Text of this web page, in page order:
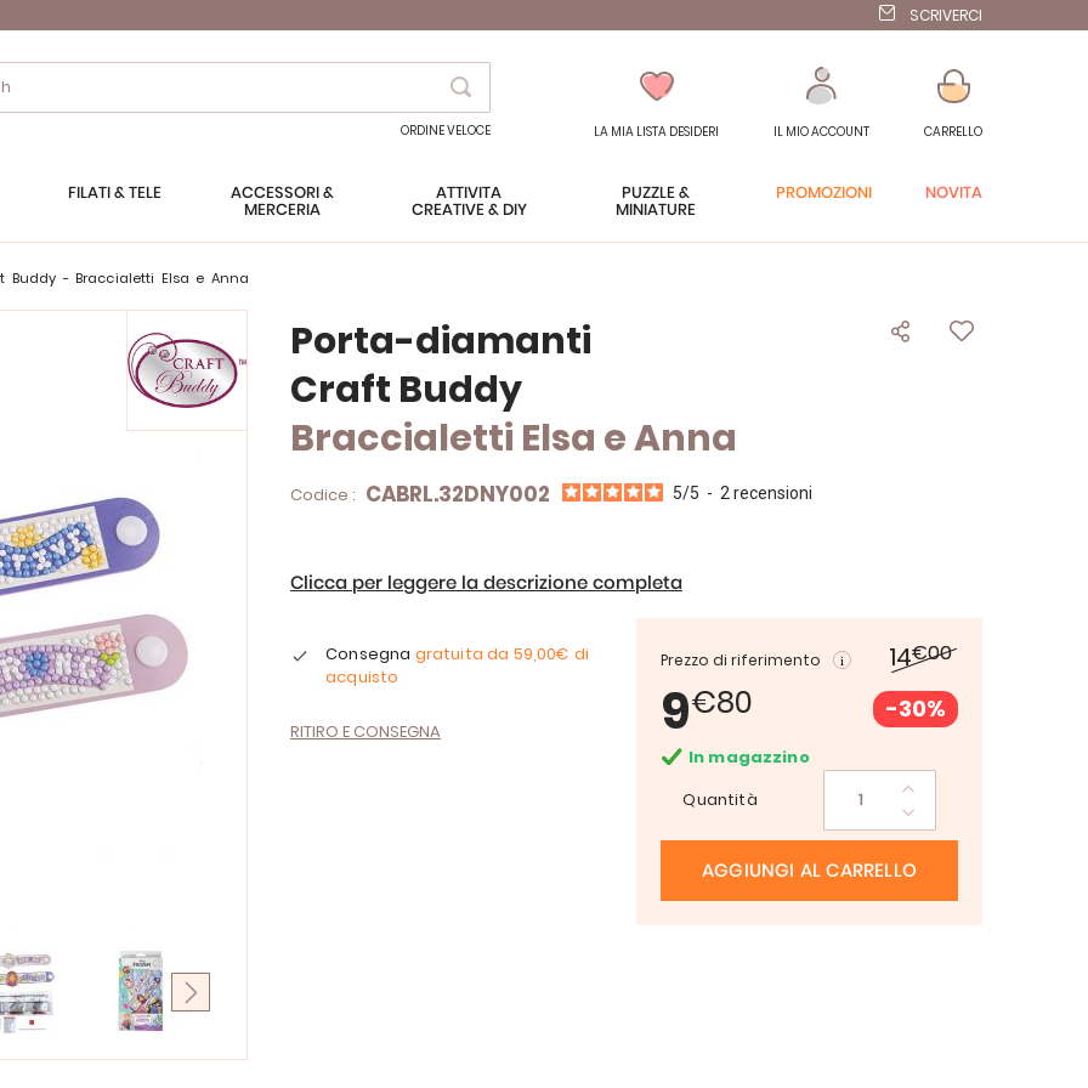
SCRIVERCI
Search
ORDINE VELOCE LA MIA LISTA DESIDERI IL MIO ACCOUNT CARRELLO
FILATI & TELE
ACCESSORI &
MERCERIA
ATTIVITÀ
CREATIVE & DIY
PUZZLE &
MINIATURE
PROMOZIONI NOVITÀ
Buddy - Braccialetti Elsa e Anna
Porta-diamanti
Craft Buddy
Braccialetti Elsa e Anna
Codice : CABRL.32DNY002 5/5 - 2 recensioni
Clicca per leggere la descrizione completa
Prezzo di riferimento 14€00
9€80 -30%
In magazzino
Quantità
AGGIUNGI AL CARRELLO
Consegna gratuita da 59,00€ di
acquisto
RITIRO E CONSEGNA